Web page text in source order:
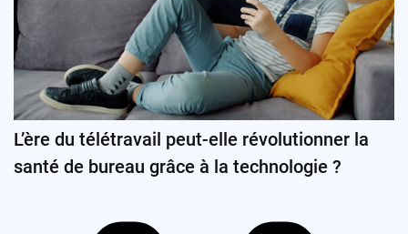
L’ère du télétravail peut-elle révolutionner la
santé de bureau grâce à la technologie ?